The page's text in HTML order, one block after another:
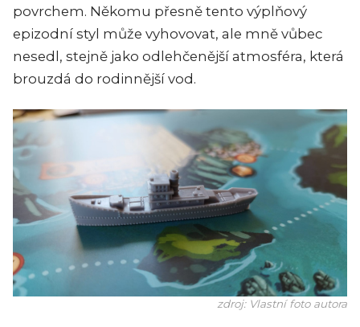
povrchem. Někomu přesně tento výplňový
epizodní styl může vyhovovat, ale mně vůbec
nesedl, stejně jako odlehčenější atmosféra, která
brouzdá do rodinnější vod.
zdroj: Vlastní foto autora